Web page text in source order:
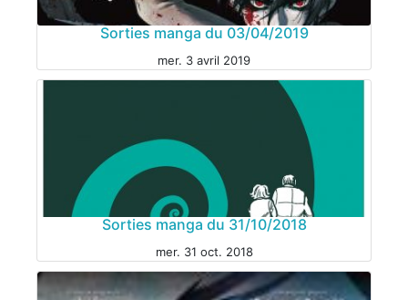
Sorties manga du 03/04/2019
mer. 3 avril 2019
Sorties manga du 31/10/2018
mer. 31 oct. 2018